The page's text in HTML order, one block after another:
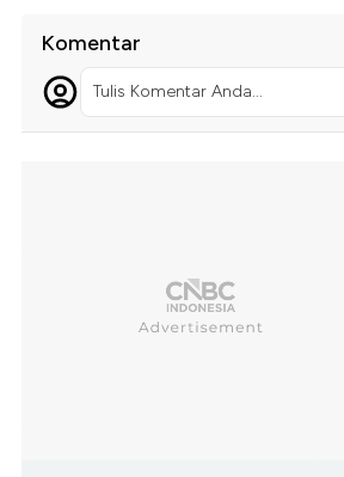
Komentar
Tulis Komentar Anda...